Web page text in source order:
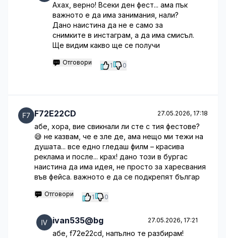
Ахах, верно! Всеки ден фест... ама пък
важното е да има занимания, нали?
Дано наистина да не е само за
снимките в инстаграм, а да има смисъл.
Ще видим какво ще се получи
Отговори 1 0
F72E22CD 27.05.2026, 17:18
абе, хора, вие свикнали ли сте с тия фестове?
😅 не казвам, че е зле де, ама нещо ми тежи на
душата... все едно гледаш филм – красива
реклама и после... крах! дано този в бургас
наистина да има идея, не просто за харесвания
във фейса. важното е да се подкрепят българ
Отговори 1 0
ivan535@bg 27.05.2026, 17:21
абе, f72e22cd, напълно те разбирам!